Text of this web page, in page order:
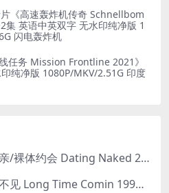
《高速轰炸机传奇 Schnellbom
集 英语中英双字 无水印纯净版 1
闪电轰炸机
任务 Mission Frontline 2021》
纯净版 1080P/MKV/2.51G 印度
美国纪录片《裸体相亲/裸体约会 Dating Naked 2014-2016》第1-3季全33集 英语中英双字 无水印纯净版 1080P/MKV/85.6G 裸体相亲真人秀
加拿大纪录片《好久不见 Long Time Comin 1993》英语中英双字 官方纯净版 1080P/MKV/1G 女同性艺术家